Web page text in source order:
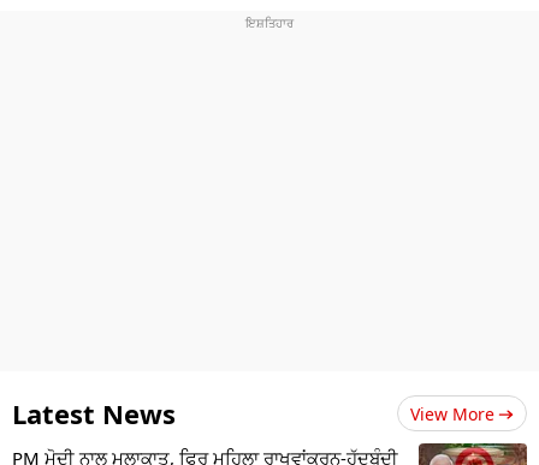
Latest News View More
PM ਮੋਦੀ ਨਾਲ ਮੁਲਾਕਾਤ, ਫਿਰ ਮਹਿਲਾ ਰਾਖਵਾਂਕਰਨ-ਹੱਦਬੰਦੀ